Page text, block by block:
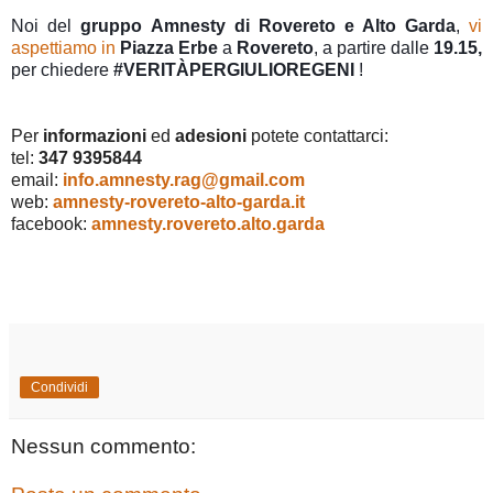
Noi del gruppo Amnesty di Rovereto e Alto Garda, vi
aspettiamo in Piazza Erbe a Rovereto, a partire dalle
per chiedere #VERITÀPERGIULIOREGENI !
Per informazioni ed adesioni potete contattarci:
tel: 347 9395844
email: info.amnesty.rag@gmail.com
web: amnesty-rovereto-alto-garda.it
facebook: amnesty.rovereto.alto.garda
Condividi
Nessun commento: